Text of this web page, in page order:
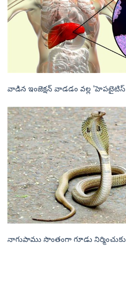
వాడిన ఇంజెక్షన్ వాడడం వల్ల
నాగుపాము సొంతంగా గూడు